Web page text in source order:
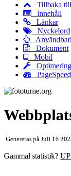
Tillbaka
Innehåll
Länkar
Nyckelord
Dokument
Mobil
Optimering
Genereras på Juli 16
Gammal statistik?